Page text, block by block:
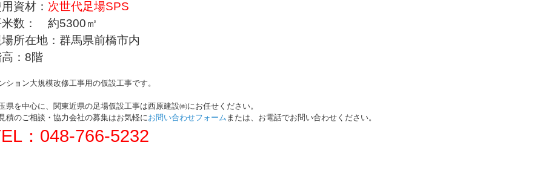
資材： 次世代足場SPS
米数： 約5300㎡
所在地：群馬県前橋市内
高：8階
ション大規模改修工事用の仮設工事です。
県を中心に、関東近県の足場仮設工事は西原建設㈱にお任せください。
積のご相談・協力会社の募集はお気軽にお問い合わせフォーム または、お電話でお問い合わせください。
：048-766-5232